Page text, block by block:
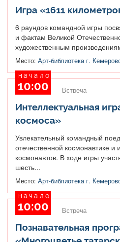
Игра «1611
6 раундов командной игры
и фактам Великой
художественным
Место: Арт-библиотека г.
начало
10:00 Встреча
Интеллектуальная
космоса»
Увлекательный командный
отечественной космонавтике и
космонавтов. В ходе игры
шесть...
Место: Арт-библиотека г.
начало
10:00 Встреча
Познавательная